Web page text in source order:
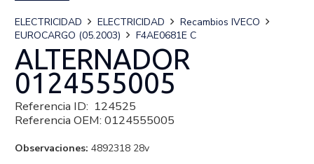
ELECTRICIDAD ELECTRICIDAD
Recambios IVECO
EUROCARGO (05.2003)
F4AE0681E C
ALTERNADOR
0124555005
Referencia ID: 124525
Referencia OEM: 0124555005
Observaciones: 4892318 28v